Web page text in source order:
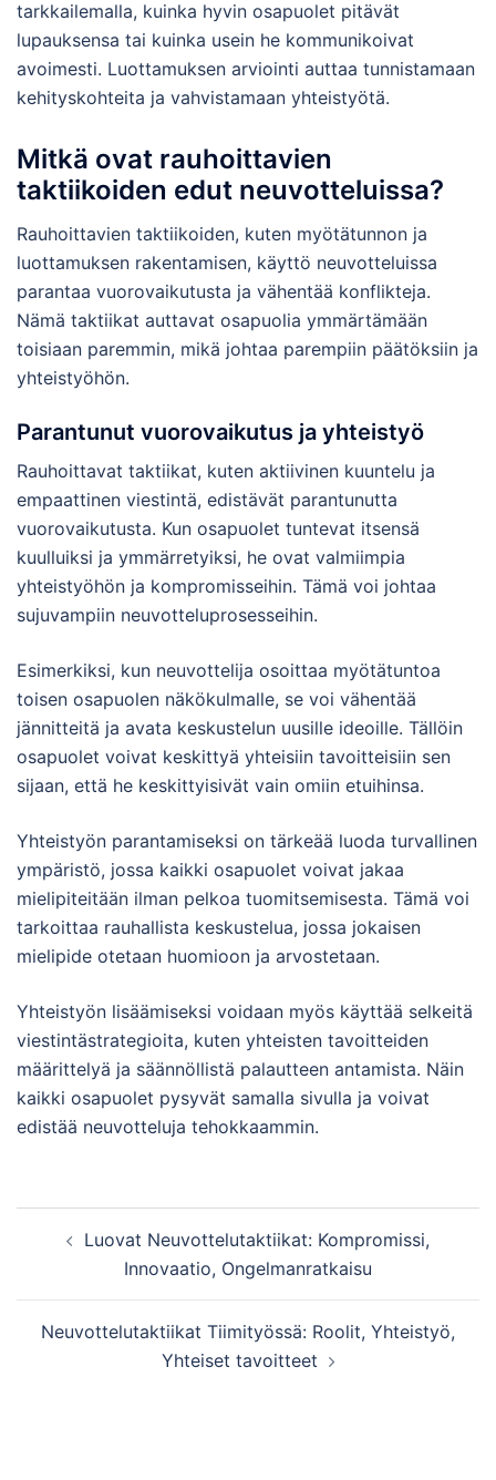
tarkkailemalla, kuinka hyvin osapuolet pitävät
lupauksensa tai kuinka usein he kommunikoivat
avoimesti. Luottamuksen arviointi auttaa tunnistamaan
kehityskohteita ja vahvistamaan yhteistyötä.
Mitkä ovat rauhoittavien
taktiikoiden edut neuvotteluissa?
Rauhoittavien taktiikoiden, kuten myötätunnon ja
luottamuksen rakentamisen, käyttö neuvotteluissa
parantaa vuorovaikutusta ja vähentää konflikteja.
Nämä taktiikat auttavat osapuolia ymmärtämään
toisiaan paremmin, mikä johtaa parempiin päätöksiin ja
yhteistyöhön.
Parantunut vuorovaikutus ja yhteistyö
Rauhoittavat taktiikat, kuten aktiivinen kuuntelu ja
empaattinen viestintä, edistävät parantunutta
vuorovaikutusta. Kun osapuolet tuntevat itsensä
kuulluiksi ja ymmärretyiksi, he ovat valmiimpia
yhteistyöhön ja kompromisseihin. Tämä voi johtaa
sujuvampiin neuvotteluprosesseihin.
Esimerkiksi, kun neuvottelija osoittaa myötätuntoa
toisen osapuolen näkökulmalle, se voi vähentää
jännitteitä ja avata keskustelun uusille ideoille. Tällöin
osapuolet voivat keskittyä yhteisiin tavoitteisiin sen
sijaan, että he keskittyisivät vain omiin etuihinsa.
Yhteistyön parantamiseksi on tärkeää luoda turvallinen
ympäristö, jossa kaikki osapuolet voivat jakaa
mielipiteitään ilman pelkoa tuomitsemisesta. Tämä voi
tarkoittaa rauhallista keskustelua, jossa jokaisen
mielipide otetaan huomioon ja arvostetaan.
Yhteistyön lisäämiseksi voidaan myös käyttää selkeitä
viestintästrategioita, kuten yhteisten tavoitteiden
määrittelyä ja säännöllistä palautteen antamista. Näin
kaikki osapuolet pysyvät samalla sivulla ja voivat
edistää neuvotteluja tehokkaammin.
navigation
Luovat Neuvottelutaktiikat: Kompromissi,
Innovaatio, Ongelmanratkaisu
Neuvottelutaktiikat Tiimityössä: Roolit, Yhteistyö,
Yhteiset tavoitteet